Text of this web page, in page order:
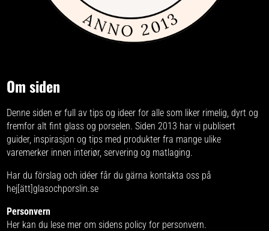
Om siden
Denne siden er full av tips og ideer for alle som liker rimelig, dyrt og
fremfor alt fint glass og porselen. Siden 2013 har vi publisert
guider, inspirasjon og tips med produkter fra mange ulike
varemerker innen interiør, servering og matlaging.
Har du förslag och idéer får du gärna kontakta oss på
hej[ätt]glasochporslin.se
Personvern
Her kan du lese mer om sidens policy for personvern.